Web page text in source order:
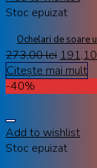
Stoc epuizat
Ochelari de soare
273,00lei 191,10
Citește mai mult
-40%
Add to wishlist
Stoc epuizat